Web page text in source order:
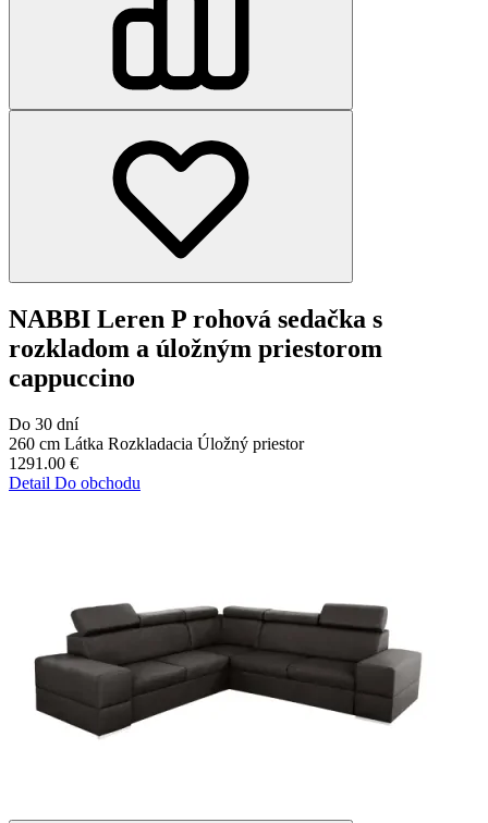
NABBI Leren P rohová sedačka s
rozkladom a úložným priestorom
cappuccino
Do 30 dní
260 cm Látka Rozkladacia Úložný priestor
1291.00 €
Detail Do obchodu